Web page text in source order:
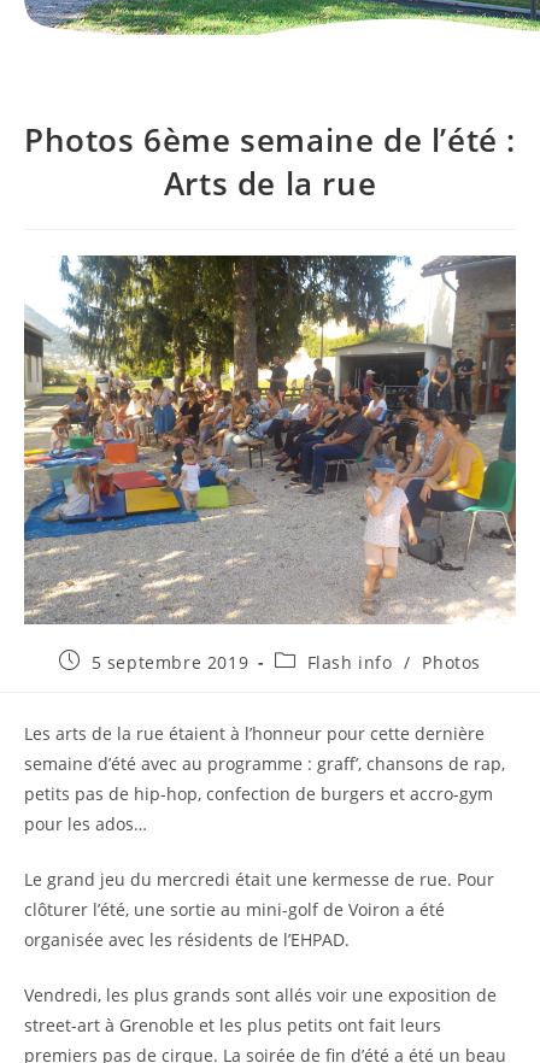
Photos 6ème semaine de l’été :
Arts de la rue
Publication
5 septembre 2019
PostFlash info / Photos
Les arts de la rue étaient à l’honneur pour cette dernière
semaine d’été avec au programme : graff’, chansons de rap,
petits pas de hip-hop, confection de burgers et accro-gym
pour les ados…
Le grand jeu du mercredi était une kermesse de rue. Pour
clôturer l’été, une sortie au mini-golf de Voiron a été
organisée avec les résidents de l’EHPAD.
Vendredi, les plus grands sont allés voir une exposition de
street-art à Grenoble et les plus petits ont fait leurs
premiers pas de cirque. La soirée de fin d’été a été un beau